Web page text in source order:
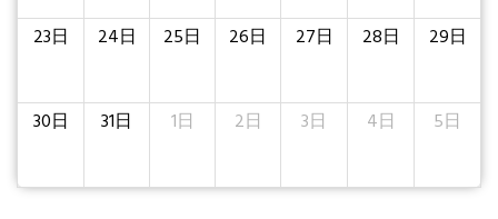
23日 24日 25日 26日 27日 28日 29日
30日 31日 1日 2日 3日 4日 5日